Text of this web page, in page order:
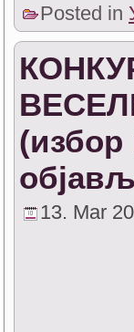
Posted in
(избор
13. Mar